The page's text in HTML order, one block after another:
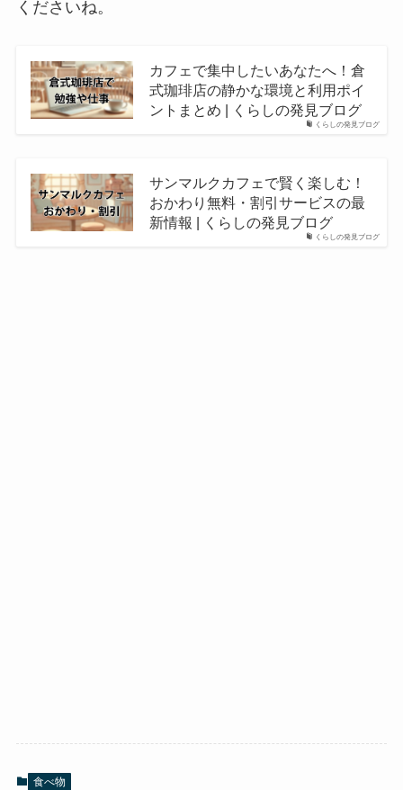
くださいね。
くらしの発見ブログ
カフェで集中したいあなたへ！倉
式珈琲店の静かな環境と利用ポイ
ントまとめ | くらしの発見ブログ
くらしの発見ブログ
サンマルクカフェで賢く楽しむ！
おかわり無料・割引サービスの最
新情報 | くらしの発見ブログ
食べ物